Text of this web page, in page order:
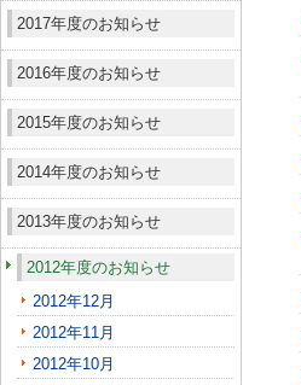
2017年度のお知らせ
2016年度のお知らせ
2015年度のお知らせ
2014年度のお知らせ
2013年度のお知らせ
2012年度のお知らせ
2012年12月
2012年11月
2012年10月